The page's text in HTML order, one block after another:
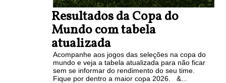
Resultados da Copa do
Mundo com tabela
atualizada
Acompanhe aos jogos das seleções na copa do
mundo e veja a tabela atualizada para não ficar
sem se informar do rendimento do seu time.
Fique por dentro a maior copa 2026. &...